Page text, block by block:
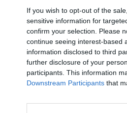
If you wish to opt-out of the
sensitive information for
confirm your selection. Please
continue seeing interest-based
information disclosed to third
further disclosure of your
participants. This information
Downstream Participants that